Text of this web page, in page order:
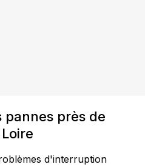
pannes près de
d'interruption